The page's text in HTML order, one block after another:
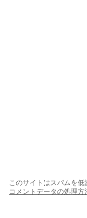
このサイトはスパムを低
コメントデータの処理